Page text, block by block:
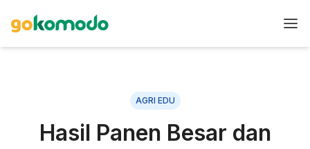
AGRI EDU
Hasil Panen Besar dan